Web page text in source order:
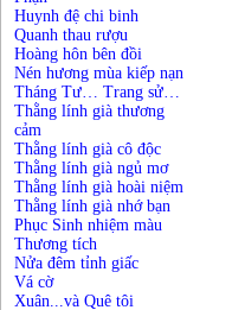
Huynh đệ chi binh
Quanh thau rượu
Hoàng hôn bên đồi
Nén hương mùa kiếp nạn
Tháng Tư… Trang sử…
Thằng lính già thương
cảm
Thằng lính già cô độc
Thằng lính già ngủ mơ
Thằng lính già hoài niệm
Thằng lính già nhớ bạn
Phục Sinh nhiệm màu
Thương tích
Nửa đêm tỉnh giấc
Vá cờ
Xuân...và Quê tôi